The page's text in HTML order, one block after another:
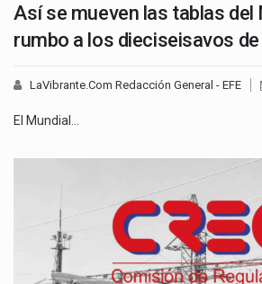
Así se mueven las tablas del
rumbo a los dieciseisavos
LaVibrante.Com Redacción General - EFE
El Mundial…